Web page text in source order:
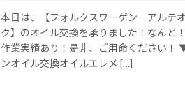
本日は、【フォルクスワーゲン アルテ
ク】のオイル交換を承りました！なんと
作業実績あり！是非、ご用命ください！
ンオイル交換オイルエレメ […]